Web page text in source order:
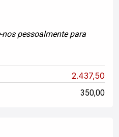
pessoalmente para
2.437,50
350,00